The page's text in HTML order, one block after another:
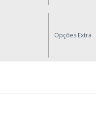
Opções Extra